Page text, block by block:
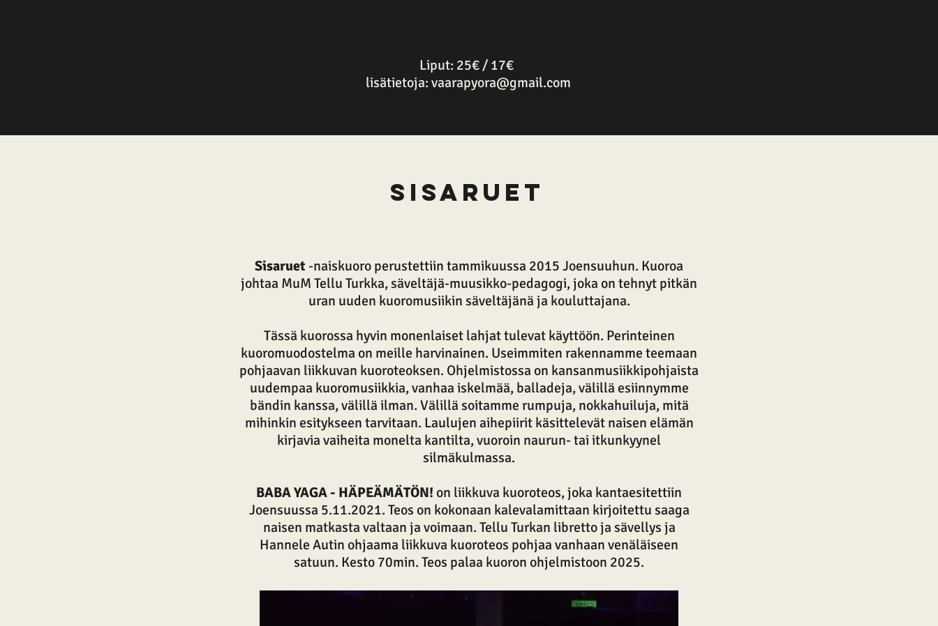
Liput: 25€ / 17€
lisätietoja: vaarapyora@gmail.com
sisaruet
Sisaruet -naiskuoro perustettiin tammikuussa 2015 Joensuuhun. Kuoroa
johtaa MuM Tellu Turkka, säveltäjä-muusikko-pedagogi, joka on tehnyt pitkän
uran uuden kuoromusiikin säveltäjänä ja kouluttajana.
Tässä kuorossa hyvin monenlaiset lahjat tulevat käyttöön. Perinteinen
kuoromuodostelma on meille harvinainen. Useimmiten rakennamme teemaan
pohjaavan liikkuvan kuoroteoksen. Ohjelmistossa on kansanmusiikkipohjaista
uudempaa kuoromusiikkia, vanhaa iskelmää, balladeja, välillä esiinnymme
bändin kanssa, välillä ilman. Välillä soitamme rumpuja, nokkahuiluja, mitä
mihinkin esitykseen tarvitaan. Laulujen aihepiirit käsittelevät naisen elämän
kirjavia vaiheita monelta kantilta, vuoroin naurun- tai itkunkyynel
silmäkulmassa.
BABA YAGA - HÄPEÄMÄTÖN! on liikkuva kuoroteos, joka kantaesitettiin
Joensuussa 5.11.2021. Teos on kokonaan kalevalamittaan kirjoitettu saaga
naisen matkasta valtaan ja voimaan. Tellu Turkan libretto ja sävellys ja
Hannele Autin ohjaama liikkuva kuoroteos pohjaa vanhaan venäläiseen
satuun. Kesto 70min. Teos palaa kuoron ohjelmistoon 2025.